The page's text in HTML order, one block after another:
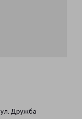
Дружба